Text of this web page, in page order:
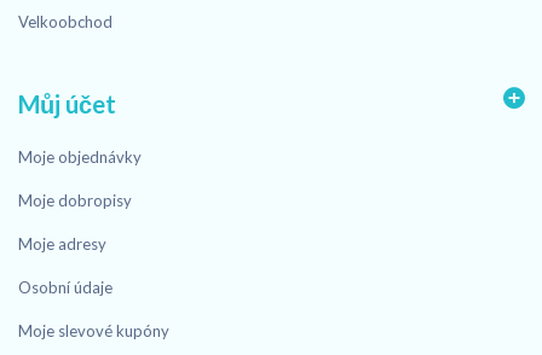
Velkoobchod
Můj účet
Moje objednávky
Moje dobropisy
Moje adresy
Osobní údaje
Moje slevové kupóny